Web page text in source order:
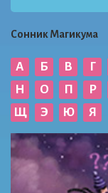
Сонник Магикума
А Б В Г
Н
О П Р
Щ
Э Ю Я